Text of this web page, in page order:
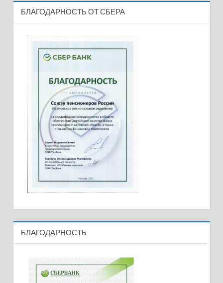
БЛАГОДАРНОСТЬ ОТ СБЕРА
БЛАГОДАРНОСТЬ